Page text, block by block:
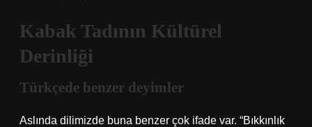
Kabak Tadının Kültürel
Derinliği
Türkçede benzer deyimler
Aslında dilimizde buna benzer çok ifade var. “Bıkkınlık